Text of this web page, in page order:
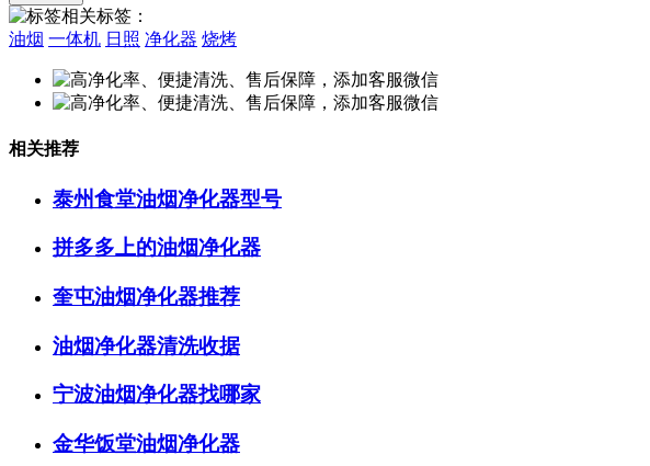
相关标签：
油烟 一体机 日照 净化器 烧烤
相关推荐
泰州食堂油烟净化器型号
拼多多上的油烟净化器
奎屯油烟净化器推荐
油烟净化器清洗收据
宁波油烟净化器找哪家
金华饭堂油烟净化器